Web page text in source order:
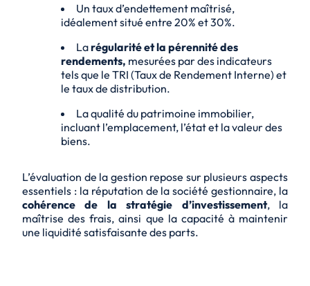
Un taux d’endettement maîtrisé,
idéalement situé entre 20% et 30%.
Larégularité et la pérennité des
rendements, mesurées par des indicateurs
tels que le TRI (Taux de Rendement Interne) et
le taux de distribution.
La qualité du patrimoine immobilier,
incluant l’emplacement, l’état et la valeur des
biens.
L’évaluation de la gestion repose sur plusieurs aspects
essentiels : la réputation de la société gestionnaire, la
cohérence de la stratégie d’investissement, la
maîtrise des frais, ainsi que la capacité à maintenir
une liquidité satisfaisante des parts.